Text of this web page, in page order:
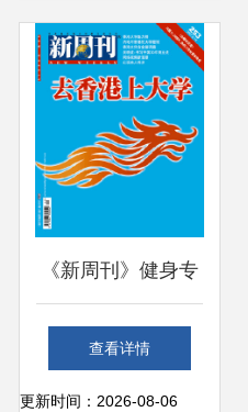
册与健身器材指南
一网打尽
《新周刊》健身专
刊 健身器材的趣味
进化与现实图鉴
查看详情
更新时间：2026-08-06